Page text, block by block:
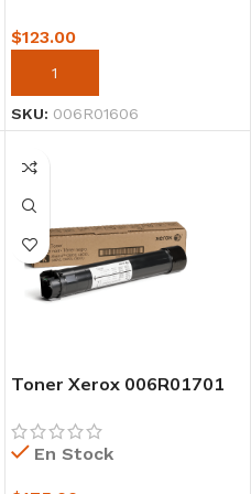
$123.00
AÑADIR AL CARRITO
SKU: 006R01606
Toner Xerox 006R01701
En Stock